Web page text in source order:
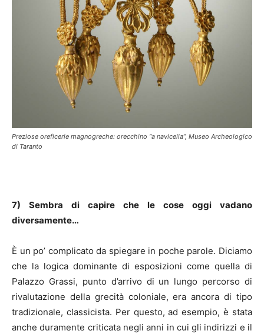
Preziose oreficerie magnogreche: orecchino “a navicella”, Museo Archeologico
di Taranto
7) Sembra di capire che le cose oggi vadano
diversamente…
È un po’ complicato da spiegare in poche parole. Diciamo
che la logica dominante di esposizioni come quella di
Palazzo Grassi, punto d’arrivo di un lungo percorso di
rivalutazione della grecità coloniale, era ancora di tipo
tradizionale, classicista. Per questo, ad esempio, è stata
anche duramente criticata negli anni in cui gli indirizzi e il